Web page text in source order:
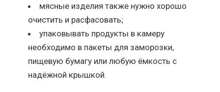
мясные изделия также нужно хорошо
очистить и расфасовать;
упаковывать продукты в камеру
необходимо в пакеты для заморозки,
пищевую бумагу или любую ёмкость с
надёжной крышкой.